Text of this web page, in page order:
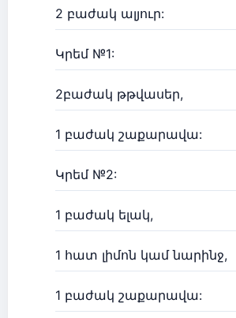
2 բաժակ ալյուր:
Կրեմ №1:
2բաժակ թթվասեր,
1 բաժակ շաքարավա:
Կրեմ №2:
1 բաժակ ելակ,
1 հատ լիմոն կամ նարինջ,
1 բաժակ շաքարավա: